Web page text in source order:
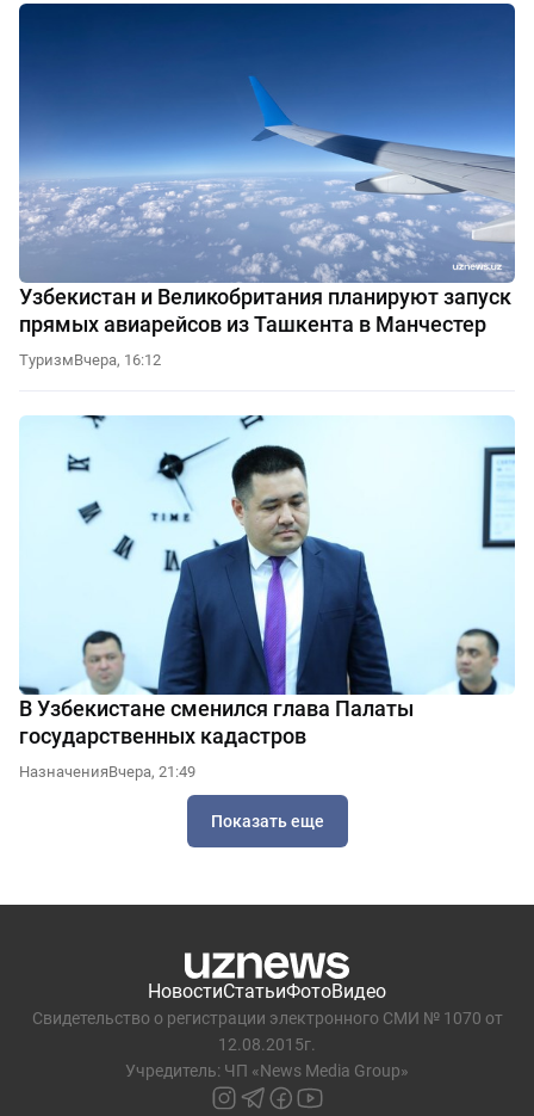
Узбекистан и Великобритания планируют запуск
прямых авиарейсов из Ташкента в Манчестер
ТуризмВчера, 16:12
В Узбекистане сменился глава Палаты
государственных кадастров
НазначенияВчера, 21:49
Показать еще
НовостиСтатьиФотоВидео
Свидетельство о регистрации электронного СМИ № 1070 от
12.08.2015г.
Учредитель: ЧП «News Media Group»